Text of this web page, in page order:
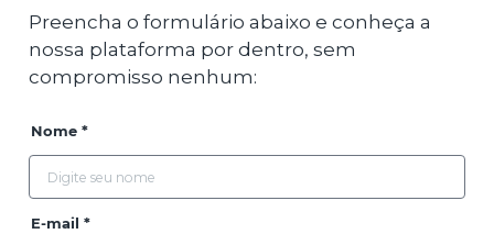
Preencha o formulário abaixo e conheça a
nossa plataforma por dentro, sem
compromisso nenhum:
Nome *
E-mail *